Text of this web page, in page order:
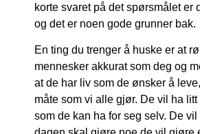
korte svaret på det spørsmålet er
og det er noen gode grunner bak.
En ting du trenger å huske er at
mennesker akkurat som deg og
at de har liv som de ønsker å
måte som vi alle gjør. De vil ha
som de kan ha for seg selv. De vil